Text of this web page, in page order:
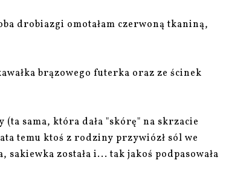
drobiazgi omotałam czerwoną tkaniną,
brązowego futerka oraz ze ścinek
sama, która dała "skórę" na skrzacie
temu ktoś z rodziny przywiózł sól we
została i... tak jakoś podpasowała